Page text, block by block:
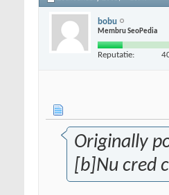
bobu
Membru SeoPedia
Reputatie:
Originally
[b]Nu cred